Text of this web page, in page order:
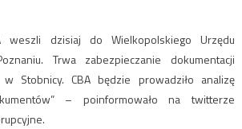
weszli dzisiaj do Wielkopolskiego Urzędu
Trwa zabezpieczanie dokumentacji
Stobnicy. CBA będzie prowadziło analizę
– poinformowało na twitterze